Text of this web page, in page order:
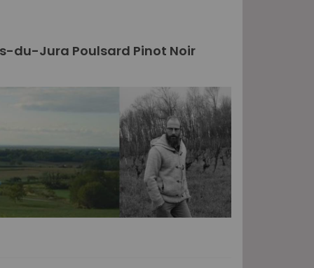
du-Jura Poulsard Pinot Noir